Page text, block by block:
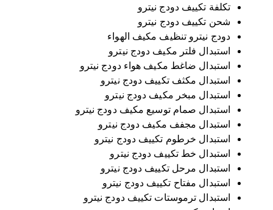
تكلفة تكييف دودج نيترو
شحن تكييف دودج نيترو
دودج نيترو تنظيف مكيف الهواء
استبدال فلتر مكيف دودج نيترو
استبدال ضاغط مكيف هواء دودج نيترو
استبدال مكثف تكييف دودج نيترو
استبدال مبخر مكيف دودج نيترو
استبدال صمام توسيع مكيف دودج نيترو
استبدال مجفف مكيف دودج نيترو
استبدال خرطوم تكييف دودج نيترو
استبدال خط تكييف دودج نيترو
استبدال مرحل تكييف دودج نيترو
استبدال مفتاح تكييف دودج نيترو
استبدال ترموستات تكييف دودج نيترو